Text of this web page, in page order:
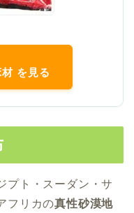
を見る
プト・スーダン・サ
フリカの真性砂漠地